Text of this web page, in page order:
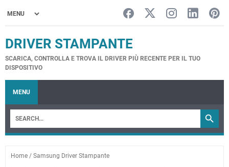
DRIVER STAMPANTE
SCARICA, CONTROLLA E TROVA IL DRIVER PIÙ RECENTE PER IL TUO
DISPOSITIVO
MENU
Home / Samsung Driver Stampante